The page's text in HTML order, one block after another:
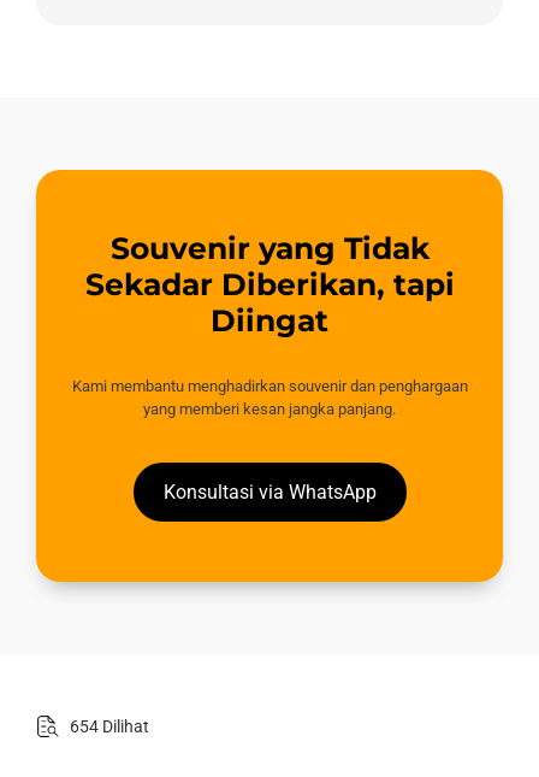
Souvenir yang Tidak
Sekadar Diberikan, tapi
Diingat
Kami membantu menghadirkan souvenir dan penghargaan
yang memberi kesan jangka panjang.
Konsultasi via WhatsApp
654 Dilihat